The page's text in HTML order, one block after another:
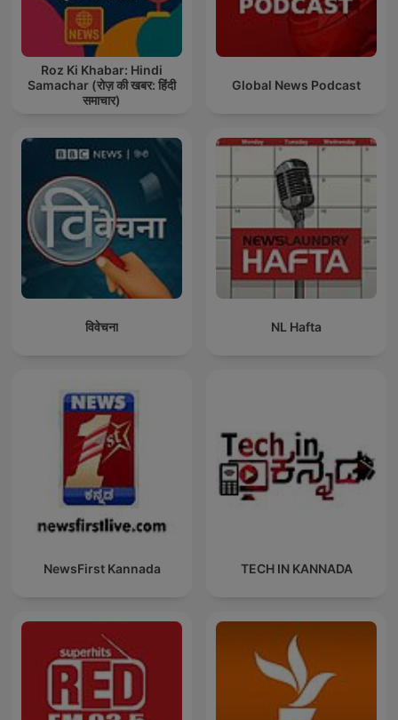
Roz Ki Khabar: Hindi
Samachar (रोज़ की खबर: हिंदी
समाचार)
Global News Podcast
विवेचना NL Hafta
NewsFirst Kannada TECH IN KANNADA